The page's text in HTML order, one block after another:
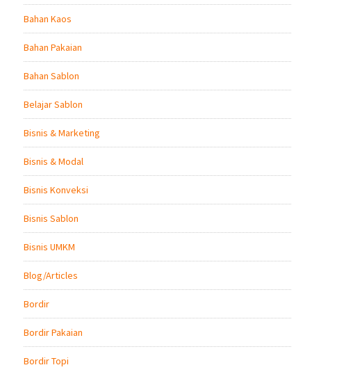
Bahan Kaos
Bahan Pakaian
Bahan Sablon
Belajar Sablon
Bisnis & Marketing
Bisnis & Modal
Bisnis Konveksi
Bisnis Sablon
Bisnis UMKM
Blog/Articles
Bordir
Bordir Pakaian
Bordir Topi